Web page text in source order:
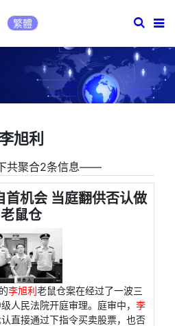
繁體
旭利
共聚合2条信息――
首机会 当庭翻供否认做
老鼠仓
李旭利老鼠仓案在经过了一波三
人民法院开庭审理。庭审中， 李
直接通过下指令买卖股票，也否